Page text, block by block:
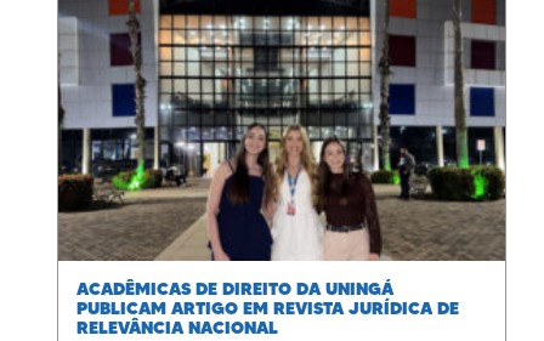
ACADÊMICAS DE DIREITO DA UNINGÁ
PUBLICAM ARTIGO EM REVISTA JURÍDICA DE
RELEVÂNCIA NACIONAL